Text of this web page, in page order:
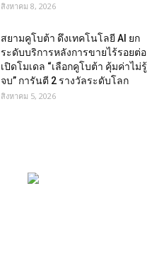
สิงหาคม 8, 2026
สยามคูโบต้า ดึงเทคโนโลยี AI ยก
ระดับบริการหลังการขายไร้รอยต่อ
เปิดโมเดล “เลือกคูโบต้า คุ้มค่าไม่รู้
จบ” การันตี 2 รางวัลระดับโลก
สิงหาคม 5, 2026